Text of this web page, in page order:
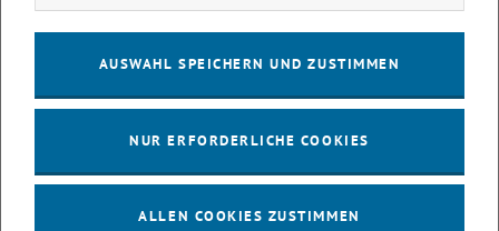
Der Supportfall wurde an eine andere Ansprechperson beim
Da eset nicht in der Lage ist, die Funktionalität wiederherzustellen,
wird eset zum 31.05.2025 eingestellt. Mehr dazu in unserer
AUSWAHL SPEICHERN UND ZUSTIMMEN
NUR ERFORDERLICHE COOKIES
ALLEN COOKIES ZUSTIMMEN